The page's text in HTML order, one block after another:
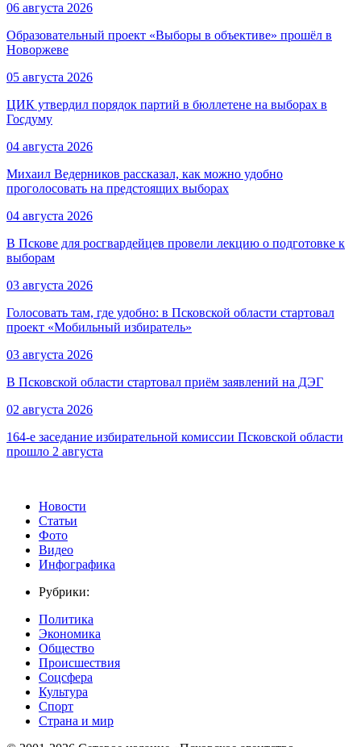
06 августа 2026
Образовательный проект «Выборы в объективе» прошёл в
Новоржеве
05 августа 2026
ЦИК утвердил порядок партий в бюллетене на выборах в
Госдуму
04 августа 2026
Михаил Ведерников рассказал, как можно удобно
проголосовать на предстоящих выборах
04 августа 2026
В Пскове для росгвардейцев провели лекцию о подготовке к
выборам
03 августа 2026
Голосовать там, где удобно: в Псковской области стартовал
проект «Мобильный избиратель»
03 августа 2026
В Псковской области стартовал приём заявлений на ДЭГ
02 августа 2026
164-е заседание избирательной комиссии Псковской области
прошло 2 августа
Новости
Статьи
Фото
Видео
Инфографика
Рубрики:
Политика
Экономика
Общество
Происшествия
Соцсфера
Культура
Спорт
Страна и мир